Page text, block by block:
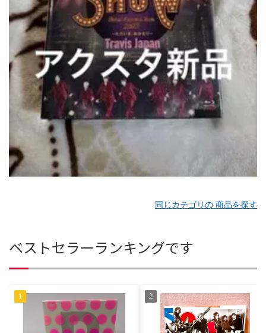
同じカテゴリの 商品を探す
ベストセラーランキングです